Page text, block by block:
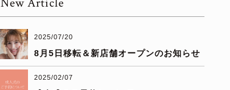
2025/07/20
8月5日移転＆新店舗オープンのお知らせ
2025/02/07